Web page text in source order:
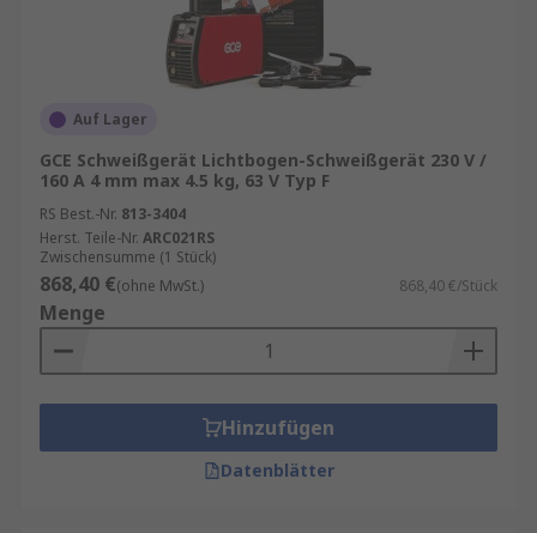
Auf Lager
GCE Schweißgerät Lichtbogen-Schweißgerät 230 V /
160 A 4 mm max 4.5 kg, 63 V Typ F
RS Best.-Nr. 813-3404
Herst. Teile-Nr. ARC021RS
Zwischensumme (1 Stück)
868,40 €(ohne MwSt.) 868,40 €/Stück
Menge
Hinzufügen
Datenblätter